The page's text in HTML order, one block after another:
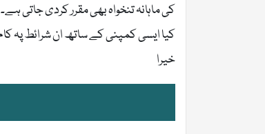
کی ماہانہ تنخواہ بھی مقرر کردی جاتی ہے۔
کیا ایسی کمپنی کے ساتھ ان شرائط پہ
خیرا